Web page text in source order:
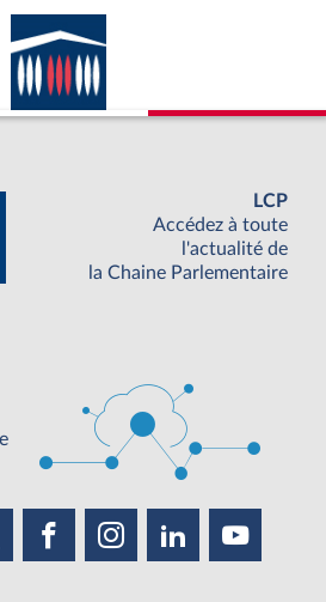
LCP
Accédez à toute
l'actualité de
la Chaine Parlementaire